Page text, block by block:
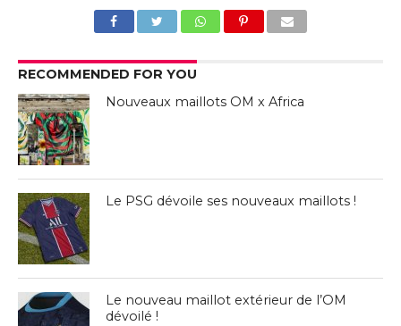
RECOMMENDED FOR YOU
Nouveaux maillots OM x Africa
Le PSG dévoile ses nouveaux maillots !
Le nouveau maillot extérieur de l’OM
dévoilé !